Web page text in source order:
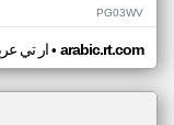
PG03WV
ار تي• arabic.rt.com